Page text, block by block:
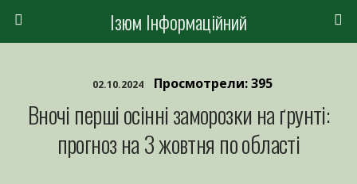
Ізюм Інформаційний
02.10.2024 Просмотрели: 395
Вночі перші осінні заморозки на ґрунті:
прогноз на 3 жовтня по області